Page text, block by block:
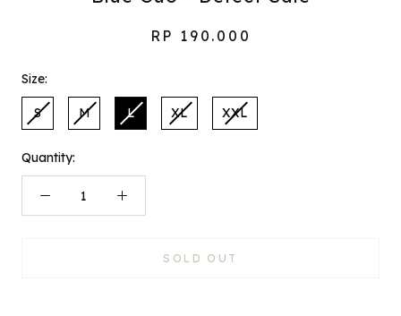
RP 190.000
Size:
S M L XL XXL
Quantity:
SOLD OUT